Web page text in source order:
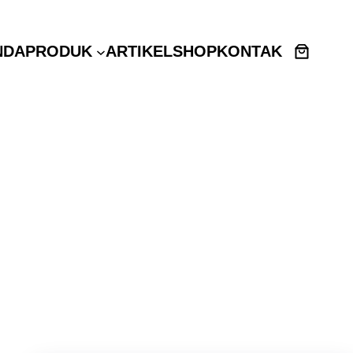
PRODUK ARTIKELSHOPKONTAK